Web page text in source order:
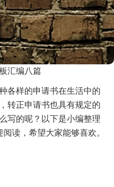
汇编八篇
各样的申请书在生活中的
转正申请书也具有规定的
写的呢？以下是小编整理
读，希望大家能够喜欢。